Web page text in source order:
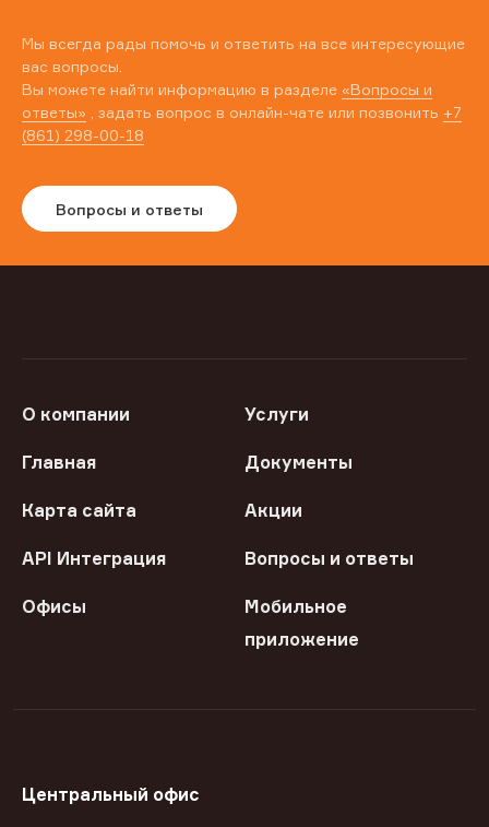
Мы всегда рады помочь и ответить на все интересующие
вас вопросы.
Вы можете найти информацию в разделе «Вопросы и
ответы» , задать вопрос в онлайн-чате или позвонить +7
(861) 298-00-18
Вопросы и ответы
О компании Услуги
Главная Документы
Карта сайта Акции
API Интеграция Вопросы и ответы
Офисы
Мобильное
приложение
Центральный офис